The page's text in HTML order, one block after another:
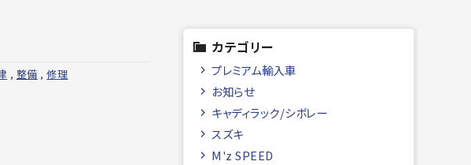
, 整備 ,修理
カテゴリー
プレミアム輸入車
お知らせ
キャディラック/シボレー
スズキ
M'z SPEED